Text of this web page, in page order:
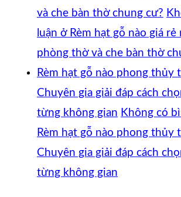
và che bàn thờ chung cư?
luận ở Rèm hạt gỗ nào giá rẻ
phòng thờ và che bàn thờ
Rèm hạt gỗ nào phong thủy
Chuyên gia giải đáp cách
từng không gian Không có
Rèm hạt gỗ nào phong thủy
Chuyên gia giải đáp cách
từng không gian